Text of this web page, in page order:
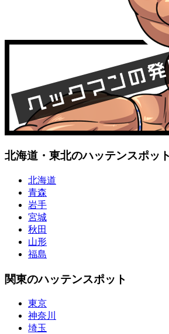
北海道・東北のハッテンスポット
北海道
青森
岩手
宮城
秋田
山形
福島
関東のハッテンスポット
東京
神奈川
埼玉